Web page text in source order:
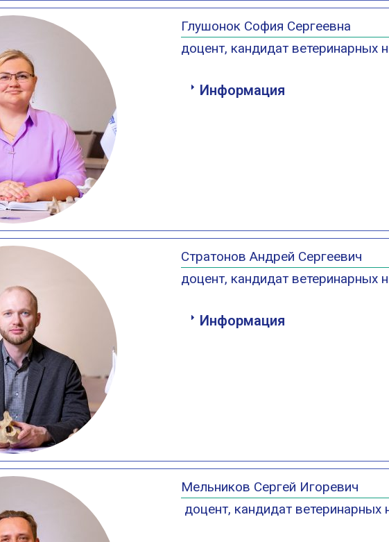
Глушонок София Сергеевна
доцент, кандидат ветеринарных
Информация
Стратонов Андрей Сергеевич
доцент, кандидат ветеринарных
Информация
Мельников Сергей Игоревич
доцент, кандидат ветеринарных